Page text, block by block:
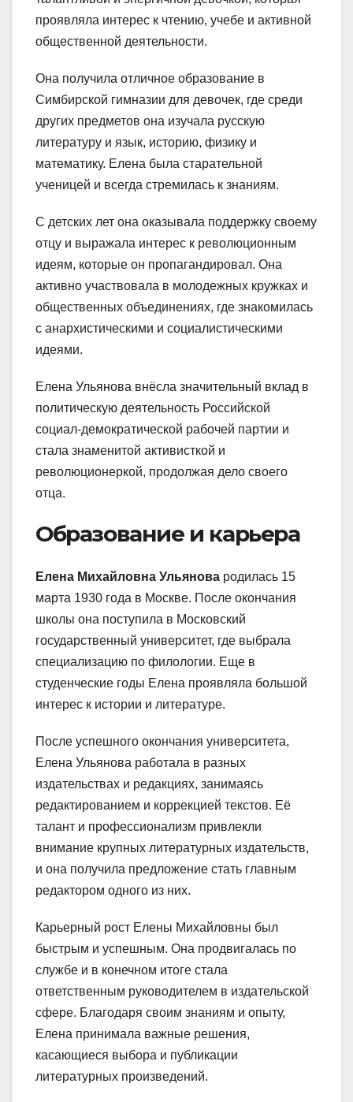
проявляла интерес к чтению, учебе и активной
общественной деятельности.
Она получила отличное образование в
Симбирской гимназии для девочек, где среди
других предметов она изучала русскую
литературу и язык, историю, физику и
математику. Елена была старательной
ученицей и всегда стремилась к знаниям.
С детских лет она оказывала поддержку своему
отцу и выражала интерес к революционным
идеям, которые он пропагандировал. Она
активно участвовала в молодежных кружках и
общественных объединениях, где знакомилась
с анархистическими и социалистическими
идеями.
Елена Ульянова внёсла значительный вклад в
политическую деятельность Российской
социал-демократической рабочей партии и
стала знаменитой активисткой и
революционеркой, продолжая дело своего
отца.
Образование и карьера
Елена Михайловна Ульянова родилась 15
марта 1930 года в Москвe. После окончания
школы она поступила в Московский
государственный университет, где выбрала
специализацию по филологии. Еще в
студенческие годы Елена проявляла большой
интерес к истории и литературе.
После успешного окончания университетa,
Елена Ульянова работала в разных
издательствах и редакциях, занимаясь
редактированием и коррекцией текстов. Её
талант и профессионализм привлекли
внимание крупных литературных издательств,
и она получила предложение стать главным
редактором одного из них.
Карьерный рост Елены Михайловны был
быстрым и успешным. Она продвигалась по
службе и в конечном итоге стала
ответственным руководителем в издательской
сфере. Благодаря своим знаниям и опыту,
Елена принимала важные решения,
касающиеся выбора и публикации
литературных произведений.